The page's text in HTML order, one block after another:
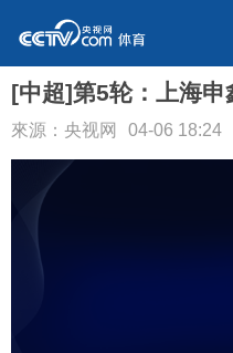
[中超]第5轮：上海
來源：央视网 04-06 18:24